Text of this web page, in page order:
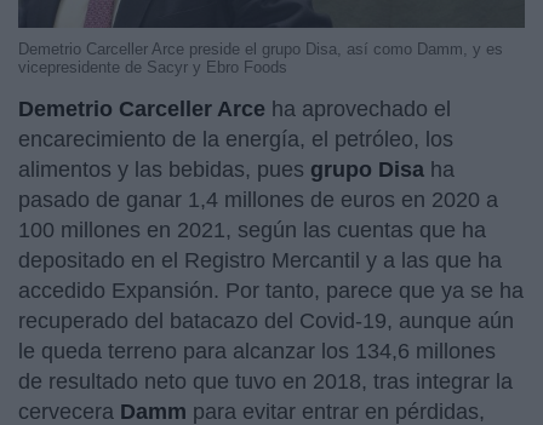
Demetrio Carceller Arce preside el grupo Disa, así como Damm, y es
vicepresidente de Sacyr y Ebro Foods
Demetrio Carceller Arce ha aprovechado el
encarecimiento de la energía, el petróleo, los
alimentos y las bebidas, pues grupo Disa ha
pasado de ganar 1,4 millones de euros en 2020 a
100 millones en 2021, según las cuentas que ha
depositado en el Registro Mercantil y a las que ha
accedido Expansión. Por tanto, parece que ya se ha
recuperado del batacazo del Covid-19, aunque aún
le queda terreno para alcanzar los 134,6 millones
de resultado neto que tuvo en 2018, tras integrar la
cervecera Damm para evitar entrar en pérdidas,